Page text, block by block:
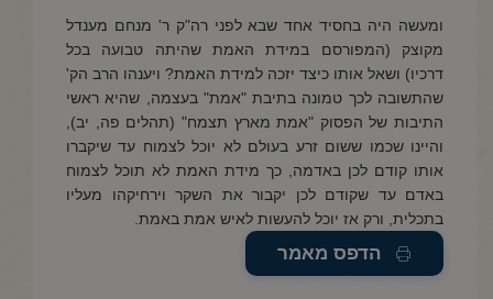
ומעשה היה בחסיד אחד שבא לפני רה"ק ר' מנחם מענדל
מקוצק (המפורסם במידת האמת שהיתה טבועה בכל
דרכיו) ושאל אותו כיצד יזכה למידת האמת? ויענהו הרב הק'
שהתשובה לכך טמונה בתיבת "אמת" בעצמה, שהיא ראשי
התיבות של הפסוק "אמת מארץ תצמח" (תהלים פה, יב),
והיינו שכמו ששום זרע בעולם לא יוכל לצמוח עד שיקברו
אותו קודם לכן באדמה, כך מידת האמת לא תוכל לצמוח
באדם עד שקודם לכן יקבור את השקר וירחיקהו מעליו
בתכלית, ורק אז יוכל להעשות לאיש אמת באמת.
הדפס מאמר